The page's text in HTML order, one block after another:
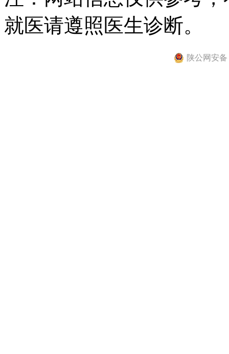
就医请遵照医生诊断。
陕公网安备